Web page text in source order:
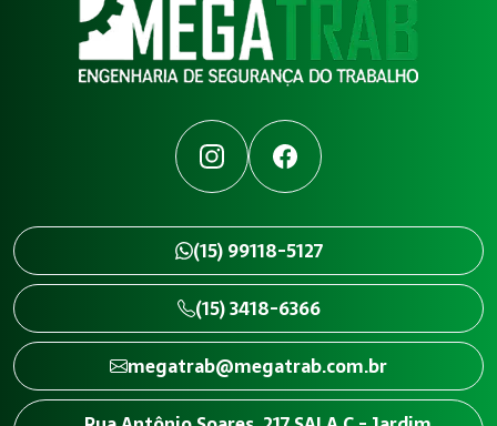
InstagramFacebook
(15) 99118-5127
(15) 3418-6366
megatrab@megatrab.com.br